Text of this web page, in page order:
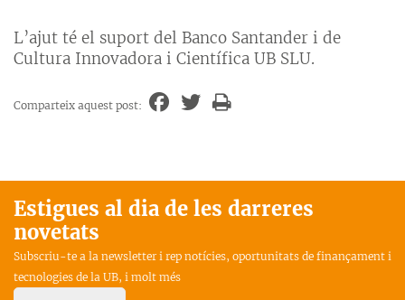
L’ajut té el suport del Banco Santander i de
Cultura Innovadora i Científica UB SLU.
Comparteix aquest post:
Estigues al dia de les darreres
novetats
Subscriu-te a la newsletter i rep notícies, oportunitats de finançament i
tecnologies de la UB, i molt més